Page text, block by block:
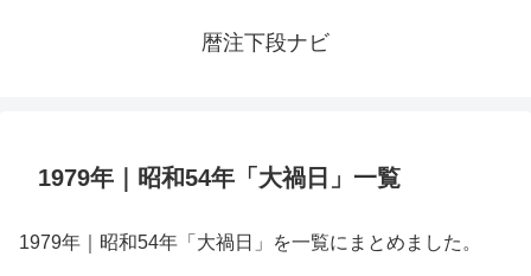
暦注下段ナビ
1979年｜昭和54年「大禍日」一覧
1979年｜昭和54年「大禍日」を一覧にまとめました。